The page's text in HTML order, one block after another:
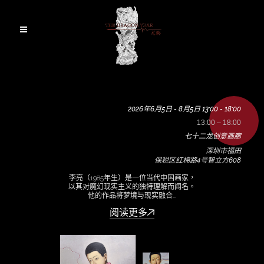
2026年6月5日 - 8月5日 13:00 - 18:00
13:00 – 18:00
七十二龙创意画廊
深圳市福田
保税区红棉路4号智立方608
李亮（1985年生）是一位当代中国画家，
以其对魔幻现实主义的独特理解而闻名。
他的作品将梦境与现实融合...
阅读更多